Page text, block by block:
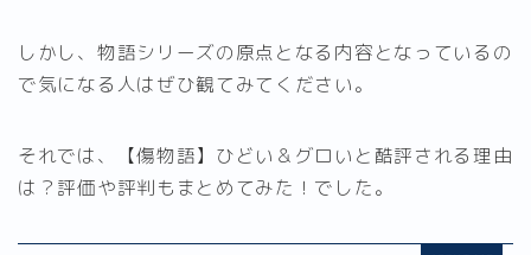
しかし、物語シリーズの原点となる内容となっているの
で気になる人はぜひ観てみてください。
それでは、【傷物語】ひどい＆グロいと酷評される理由
は？評価や評判もまとめてみた！でした。